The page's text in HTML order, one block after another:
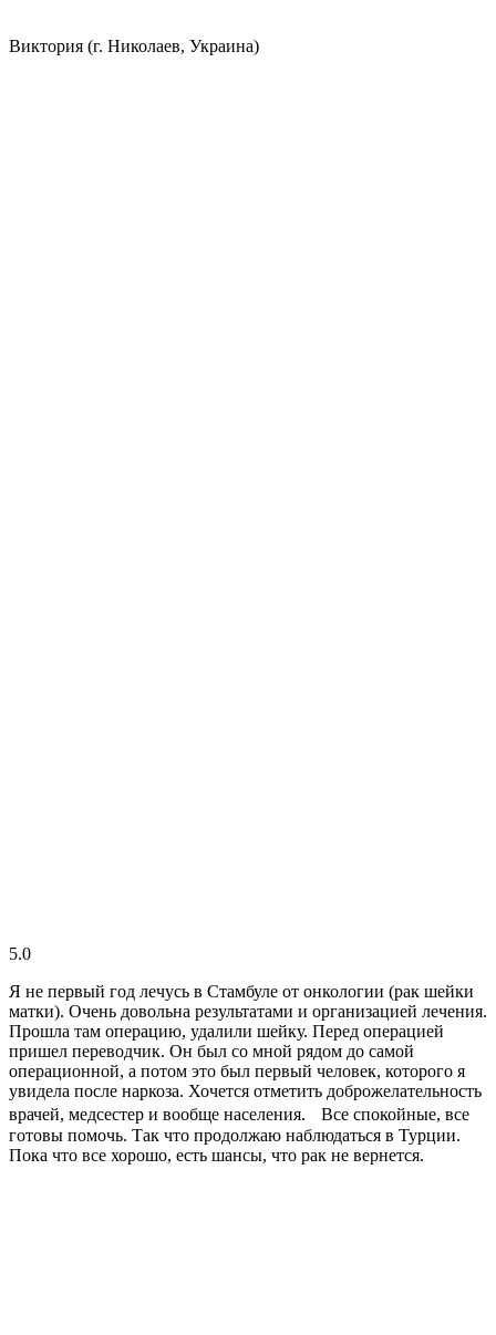
Виктория (г. Николаев, Украина)
5.0
Я не первый год лечусь в Стамбуле от онкологии (рак шейки
матки). Очень довольна результатами и организацией лечения.
Прошла там операцию, удалили шейку. Перед операцией
пришел переводчик. Он был со мной рядом до самой
операционной, а потом это был первый человек, которого я
увидела после наркоза. Хочется отметить доброжелательность
врачей, медсестер и вообще населения. Все спокойные, все
готовы помочь. Так что продолжаю наблюдаться в Турции.
Пока что все хорошо, есть шансы, что рак не вернется.